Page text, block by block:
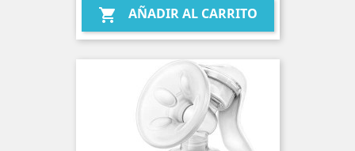
 AÑADIR AL CARRITO